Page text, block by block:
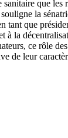
que les
la
tant que
à la
ce rôle
de leur